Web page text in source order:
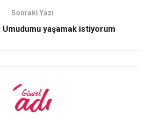
Sonraki Yazı
Umudumu yaşamak istiyorum